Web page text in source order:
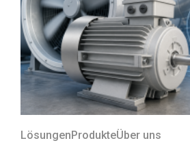
Lösungen ProdukteÜber uns